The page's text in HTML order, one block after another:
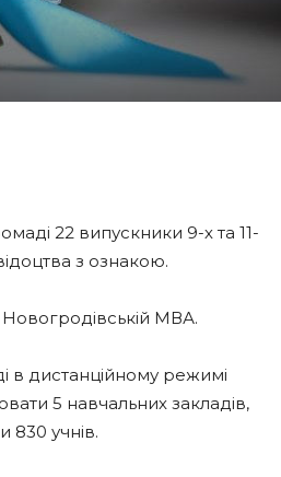
22 випускники 9-х та 11-
з ознакою.
МВА.
в дистанційному режимі
5 навчальних закладів,
830 учнів.